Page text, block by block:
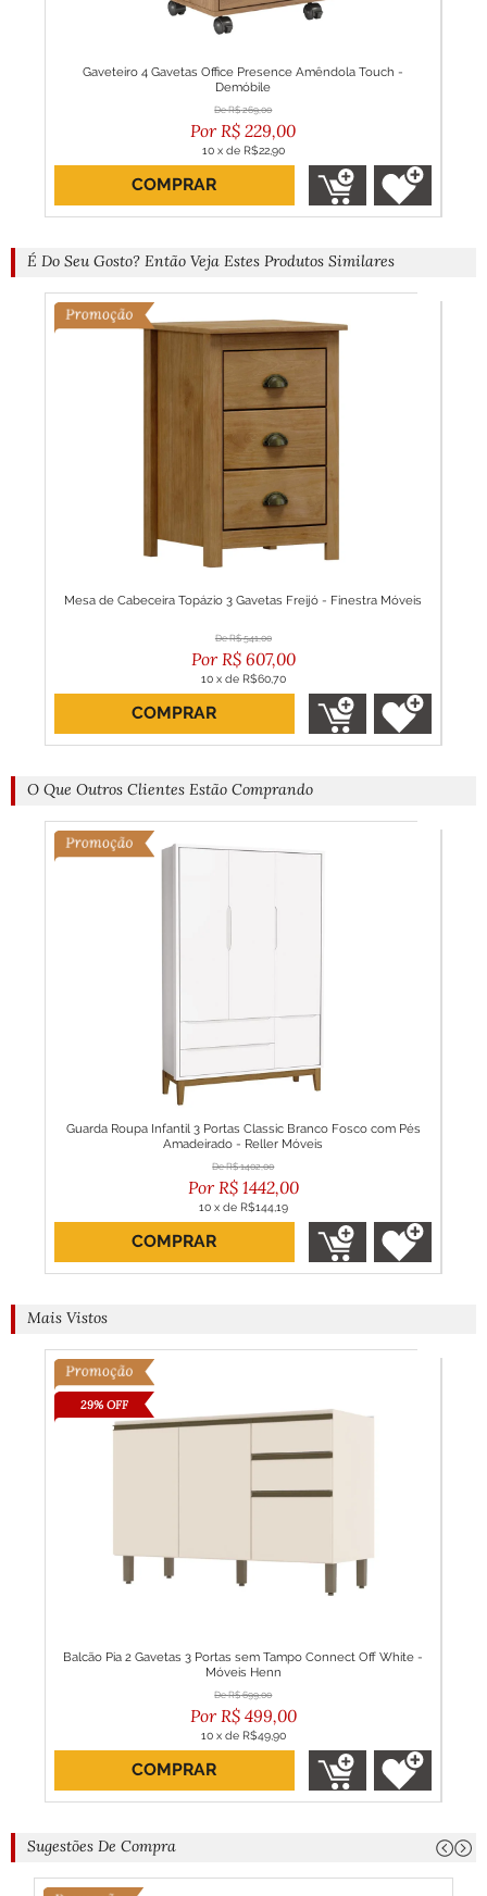
Gaveteiro 4 Gavetas Office Presence Amêndola Touch -
Demóbile
R$ 269,00
R$ 229,00
10 x de R$22,90
COMPRAR
É Do Seu Gosto? Então Veja Estes Produtos Similares
Mesa de Cabeceira Topázio 3 Gavetas Freijó - Finestra Móveis
R$ 541,00
R$ 607,00
10 x de R$60,70
COMPRAR
O Que Outros Clientes Estão Comprando
Guarda Roupa Infantil 3 Portas Classic Branco Fosco com Pés
Amadeirado - Reller Móveis
R$ 1402,00
R$ 1442,00
10 x de R$144,19
COMPRAR
Mais Vistos
29% OFF
Balcão Pia 2 Gavetas 3 Portas sem Tampo Connect Off White -
Móveis Henn
R$ 699,00
R$ 499,00
10 x de R$49,90
COMPRAR
Sugestões De Compra